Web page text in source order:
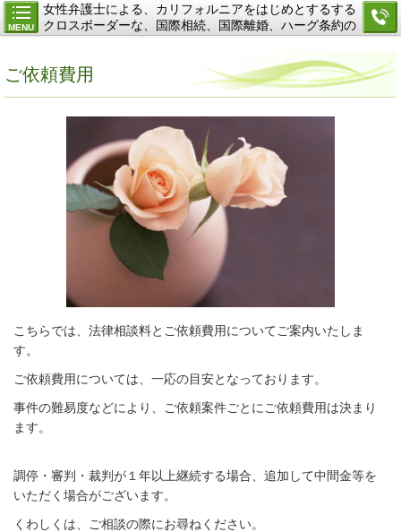
MENU
女性弁護士による、カリフォルニアをはじめとするする
クロスボーダーな、国際相続、国際離婚、ハーグ条約の
ご依頼費用
こちらでは、法律相談料とご依頼費用についてご案内いたしま
す。
ご依頼費用については、一応の目安となっております。
事件の難易度などにより、ご依頼案件ごとにご依頼費用は決まり
ます。
調停・審判・裁判が１年以上継続する場合、追加して中間金等を
いただく場合がございます。
くわしくは、ご相談の際にお尋ねください。